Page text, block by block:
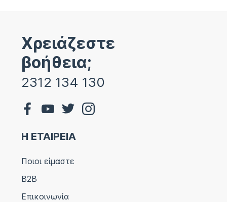
Χρειάζεστε
βοήθεια;
2312 134 130
Η ΕΤΑΙΡΕΙΑ
Ποιοι είμαστε
B2B
Επικοινωνία